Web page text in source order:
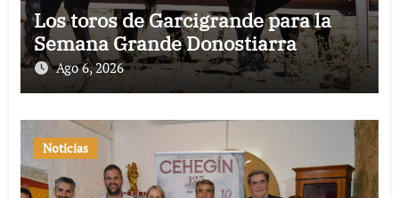
Los toros de Garcigrande para la
Semana Grande Donostiarra
Ago 6, 2026
Noticias